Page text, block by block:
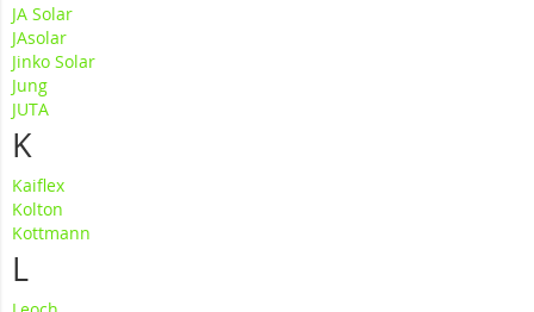
JA Solar
JAsolar
Jinko Solar
Jung
JUTA
K
Kaiflex
Kolton
Kottmann
L